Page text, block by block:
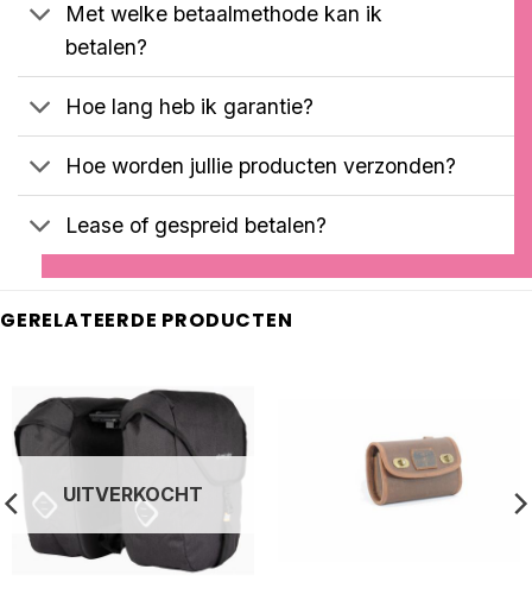
Met welke betaalmethode kan ik
betalen?
Hoe lang heb ik garantie?
Hoe worden jullie producten verzonden?
Lease of gespreid betalen?
GERELATEERDE PRODUCTEN
UITVERKOCHT